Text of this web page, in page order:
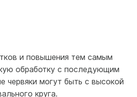
и повышения тем самым
обработку с последующим
червяки могут быть с высокой
круга.